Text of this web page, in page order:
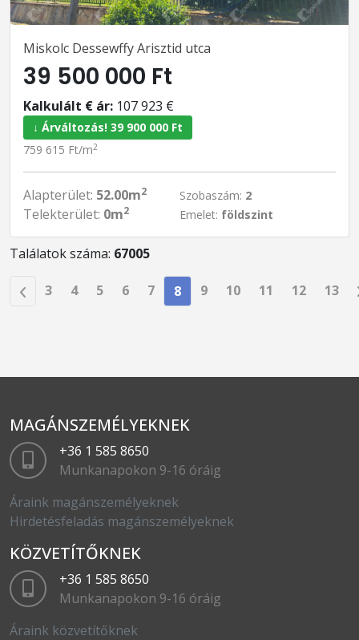
Miskolc Dessewffy Arisztid utca
39 500 000 Ft
Kalkulált € ár: 107 923 €
↓ Árváltozás! 39 900 000 Ft
759 615 Ft/m2
Alapterület: 52.00m2
Telekterület: 0m2
Szobaszám: 2
Emelet: földszint
Találatok száma: 67005
3 4 5 6 7 8 9 10 11 12 13
MAGÁNSZEMÉLYEKNEK
+36 1 585 8650
Munkanapokon 9-16 óráig
Áraink magánszemélyeknek
Hirdetésfeladás magánszemélyeknek
KÖZVETÍTŐKNEK
+36 1 585 8650
Munkanapokon 9-16 óráig
Áraink közvetítőknek